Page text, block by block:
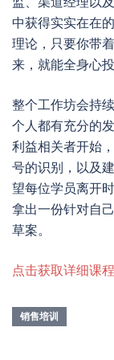
中获得实实在在
理论，只要你带
来，就能全身心投
整个工作坊会持
个人都有充分的
利益相关者开始
号的识别，以及
望每位学员离开
拿出一份针对自
草案。
点击获取详细课
销售培训